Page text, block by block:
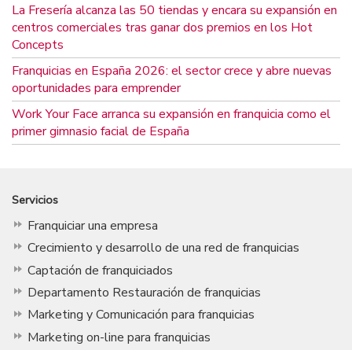
La Fresería alcanza las 50 tiendas y encara su expansión en
centros comerciales tras ganar dos premios en los Hot
Concepts
Franquicias en España 2026: el sector crece y abre nuevas
oportunidades para emprender
Work Your Face arranca su expansión en franquicia como el
primer gimnasio facial de España
Servicios
Franquiciar una empresa
Crecimiento y desarrollo de una red de franquicias
Captación de franquiciados
Departamento Restauración de franquicias
Marketing y Comunicación para franquicias
Marketing on-line para franquicias